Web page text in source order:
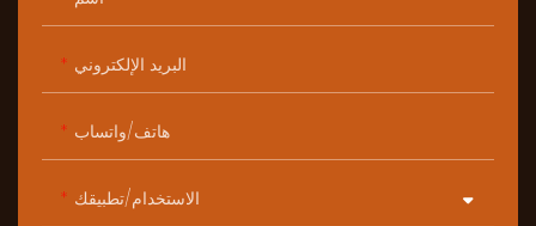
البريد الإلكتروني
هاتف/واتساب
الاستخدام/تطبيقك